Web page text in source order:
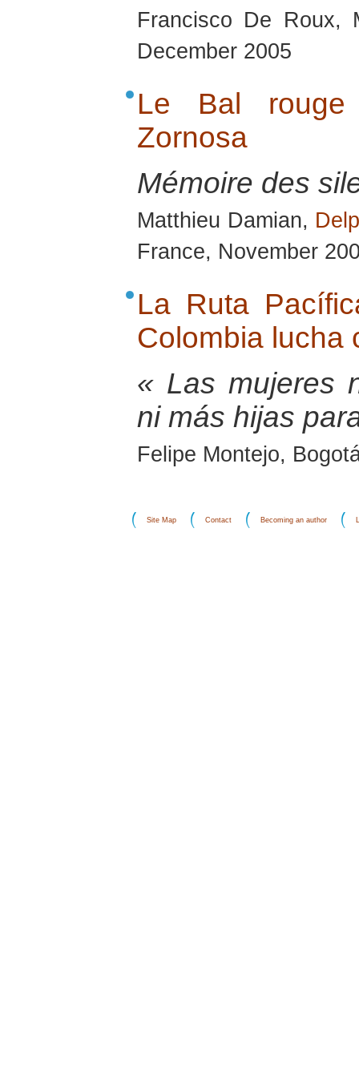
Francisco De Roux,
December 2005
Le Bal rouge
Zornosa
Mémoire des
Matthieu Damian,
France, November
La Ruta
Colombia lucha
« Las mujeres
ni más hijas
Felipe Montejo,
Site Map Contact Becoming an author